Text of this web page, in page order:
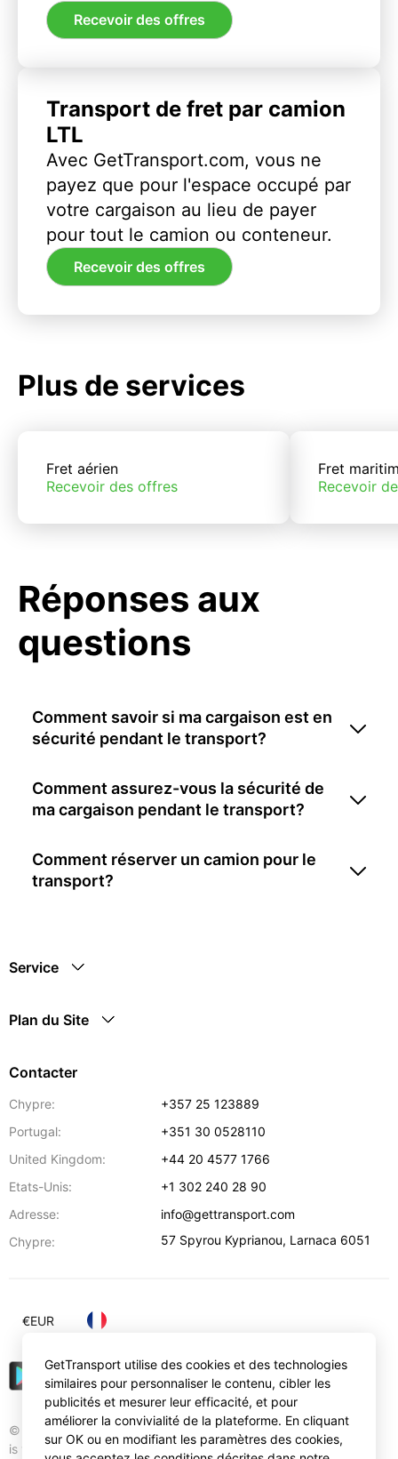
Recevoir des offres
Transport de fret par camion
LTL
Avec GetTransport.com, vous ne
payez que pour l'espace occupé par
votre cargaison au lieu de payer
pour tout le camion ou conteneur.
Recevoir des offres
Plus de services
Fret aérien
Recevoir des offres
Fret
Recevoir
Réponses aux
questions
Comment savoir si ma cargaison est en
sécurité pendant le transport?
Comment assurez-vous la sécurité de
ma cargaison pendant le transport?
Comment réserver un camion pour le
transport?
Service
Plan du Site
Contacter
Chypre:
+357 25 123889
Portugal:
+351 30 0528110
United Kingdom:
+44 20 4577 1766
Etats-Unis:
+1 302 240 28 90
Adresse:
info@gettransport.com
Chypre:
57 Spyrou Kyprianou, Larnaca 6051
© Gettransport International Limited. GetTransport®
is trademark of Gettransport International Limited.
€EUR
GetTransport utilise des cookies et des technologies
similaires pour personnaliser le contenu, cibler les
publicités et mesurer leur efficacité, et pour
améliorer la convivialité de la plateforme. En cliquant
sur OK ou en modifiant les paramètres des cookies,